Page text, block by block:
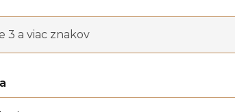
3 a viac znakov